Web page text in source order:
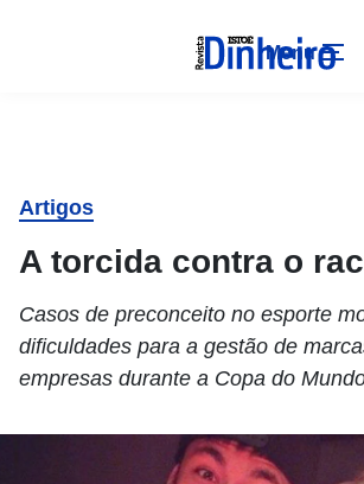
Menu
Artigos
A torcida contra o
Casos de preconceito no esporte
dificuldades para a gestão de
empresas durante a Copa do